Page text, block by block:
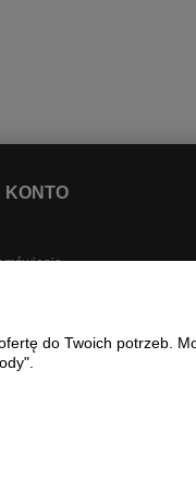
KONTO
przesyłekdo Twoich potrzeb.